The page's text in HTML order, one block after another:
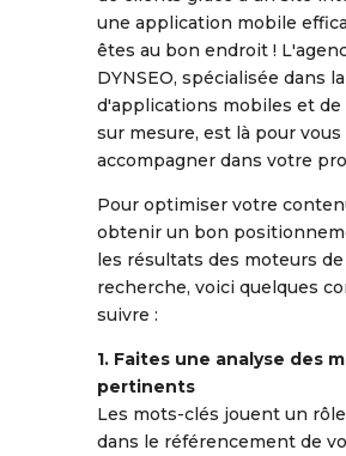
une application mobile
êtes au bon endroit !
DYNSEO, spécialisée dans
d'applications mobiles et
sur mesure, est là pour vous
accompagner dans votre
Pour optimiser votre
obtenir un bon
les résultats des moteurs de
recherche, voici quelques
suivre :
1. Faites une analyse des
pertinents
Les mots-clés jouent un
dans le référencement de